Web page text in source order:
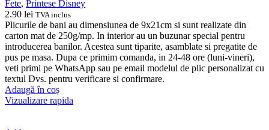
Fete, Printese Disney
2.90 lei TVA inclus
Plicurile de bani au dimensiunea de 9x21cm si sunt realizate din
carton mat de 250g/mp. In interior au un buzunar special pentru
introducerea banilor. Acestea sunt tiparite, asamblate si pregatite de
pus pe masa. Dupa ce primim comanda, in 24-48 ore (luni-vineri),
veti primi pe WhatsApp sau pe email modelul de plic personalizat cu
textul Dvs. pentru verificare si confirmare.
Adaugă în coș
Vizualizare rapida